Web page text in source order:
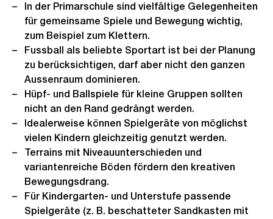
In der Primarschule sind vielfältige Gelegenheiten
für gemeinsame Spiele und Bewegung wichtig,
zum Beispiel zum Klettern.
Fussball als beliebte Sportart ist bei der Planung
zu berücksichtigen, darf aber nicht den ganzen
Aussenraum dominieren.
Hüpf- und Ballspiele für kleine Gruppen sollten
nicht an den Rand gedrängt werden.
Idealerweise können Spielgeräte von möglichst
vielen Kindern gleichzeitig genutzt werden.
Terrains mit Niveauunterschieden und
variantenreiche Böden fördern den kreativen
Bewegungsdrang.
Für Kindergarten- und Unterstufe passende
Spielgeräte (z. B. beschatteter Sandkasten mit